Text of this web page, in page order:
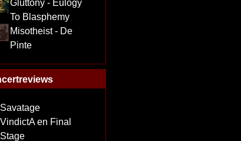
Gluttony - Eulogy
To Blasphemy
Misotheist - De
Pinte
Savatage
VindictA en Final
Stage